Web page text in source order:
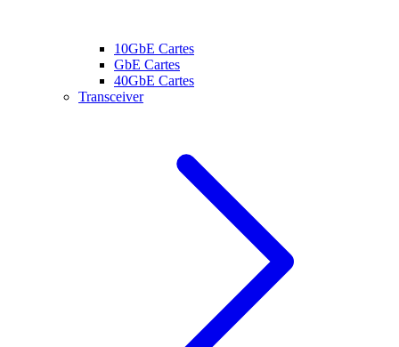
10GbE Cartes
GbE Cartes
40GbE Cartes
Transceiver